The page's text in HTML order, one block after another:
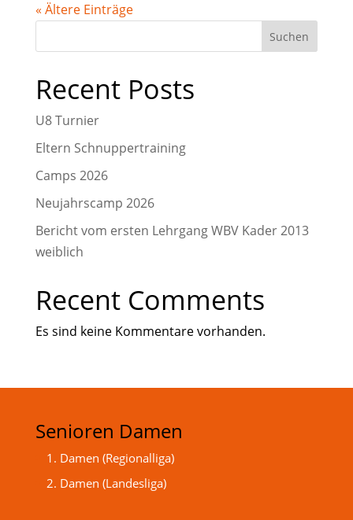
« Ältere Einträge
Suchen
Recent Posts
U8 Turnier
Eltern Schnuppertraining
Camps 2026
Neujahrscamp 2026
Bericht vom ersten Lehrgang WBV Kader 2013
weiblich
Recent Comments
Es sind keine Kommentare vorhanden.
Senioren Damen
1. Damen (Regionalliga)
2. Damen (Landesliga)